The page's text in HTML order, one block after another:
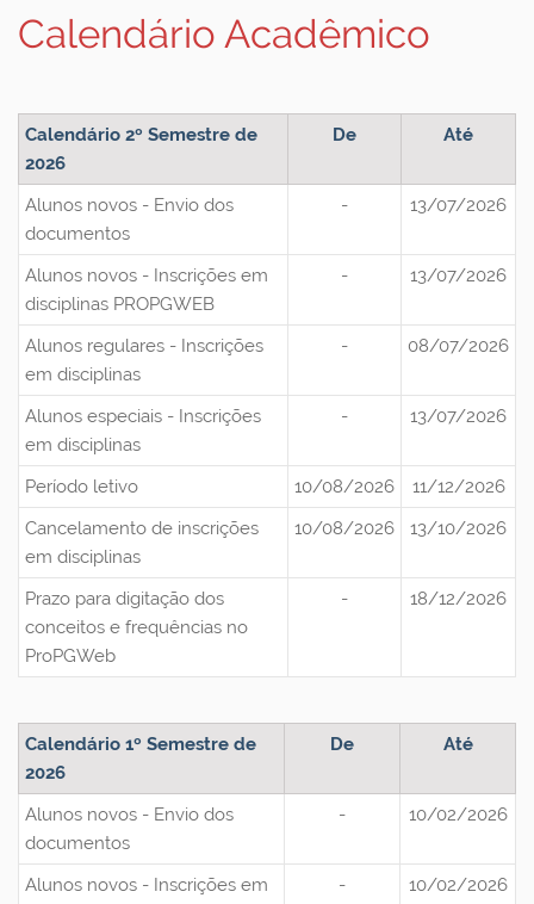
Calendário Acadêmico
Calendário 2º Semestre de
2026
De Até
Alunos novos - Envio dos
documentos
- 13/07/2026
Alunos novos - Inscrições em
disciplinas PROPGWEB
- 13/07/2026
Alunos regulares - Inscrições
em disciplinas
- 08/07/2026
Alunos especiais - Inscrições
em disciplinas
- 13/07/2026
Período letivo 10/08/2026
11/12/2026
Cancelamento de inscrições
em disciplinas
10/08/2026 13/10/2026
Prazo para digitação dos
conceitos e frequências no
ProPGWeb
- 18/12/2026
Calendário 1º Semestre de
2026
De Até
Alunos novos - Envio dos
documentos
- 10/02/2026
Alunos novos - Inscrições em
- 10/02/2026